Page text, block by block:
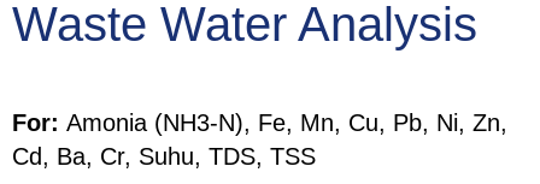
Waste Water Analysis
For: Amonia (NH3-N), Fe, Mn, Cu, Pb, Ni, Zn,
Cd, Ba, Cr, Suhu, TDS, TSS